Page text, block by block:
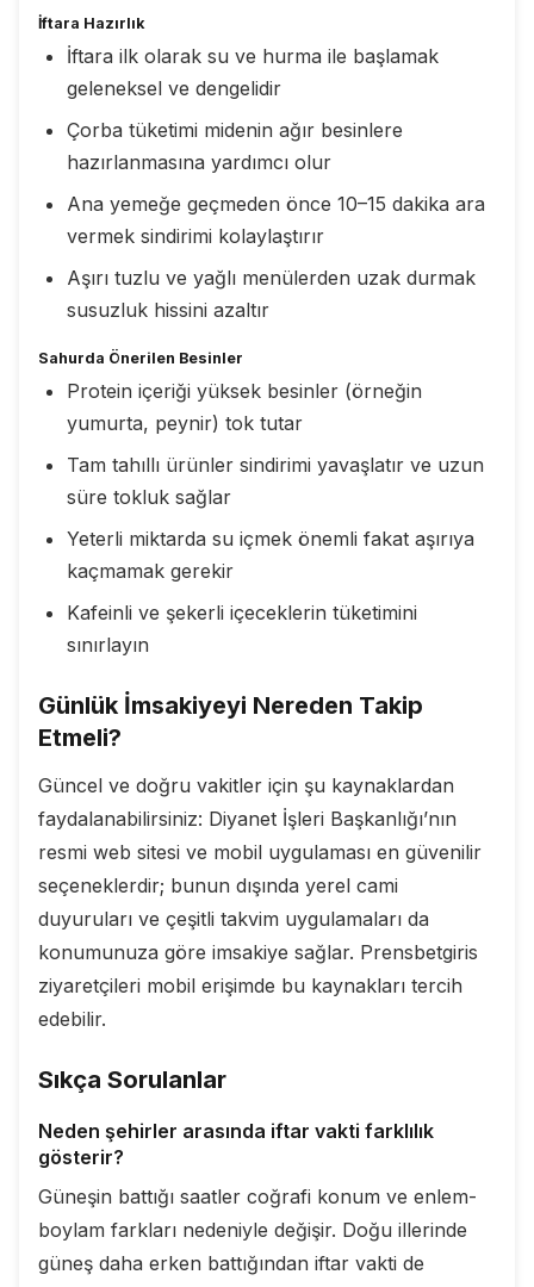
İftara Hazırlık
İftara ilk olarak su ve hurma ile başlamak
geleneksel ve dengelidir
Çorba tüketimi midenin ağır besinlere
hazırlanmasına yardımcı olur
Ana yemeğe geçmeden önce 10–15 dakika ara
vermek sindirimi kolaylaştırır
Aşırı tuzlu ve yağlı menülerden uzak durmak
susuzluk hissini azaltır
Sahurda Önerilen Besinler
Protein içeriği yüksek besinler (örneğin
yumurta, peynir) tok tutar
Tam tahıllı ürünler sindirimi yavaşlatır ve uzun
süre tokluk sağlar
Yeterli miktarda su içmek önemli fakat aşırıya
kaçmamak gerekir
Kafeinli ve şekerli içeceklerin tüketimini
sınırlayın
Günlük İmsakiyeyi Nereden Takip
Etmeli?
Güncel ve doğru vakitler için şu kaynaklardan
faydalanabilirsiniz: Diyanet İşleri Başkanlığı’nın
resmi web sitesi ve mobil uygulaması en güvenilir
seçeneklerdir; bunun dışında yerel cami
duyuruları ve çeşitli takvim uygulamaları da
konumunuza göre imsakiye sağlar. Prensbetgiris
ziyaretçileri mobil erişimde bu kaynakları tercih
edebilir.
Sıkça Sorulanlar
Neden şehirler arasında iftar vakti farklılık
gösterir?
Güneşin battığı saatler coğrafi konum ve enlem-
boylam farkları nedeniyle değişir. Doğu illerinde
güneş daha erken battığından iftar vakti de